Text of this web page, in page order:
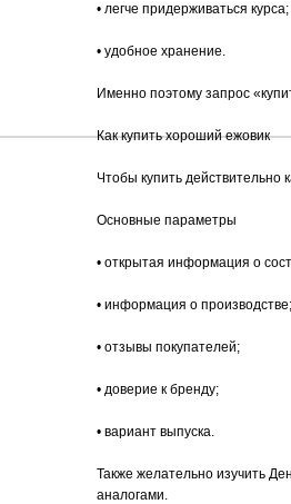
• легче придерживаться курса;
• удобное хранение.
Именно поэтому запрос
Как купить хороший ежовик
Чтобы купить действительно
Основные параметры
• открытая информация о
• информация о производстве;
• отзывы покупателей;
• доверие к бренду;
• вариант выпуска.
Также желательно изучить
аналогами.